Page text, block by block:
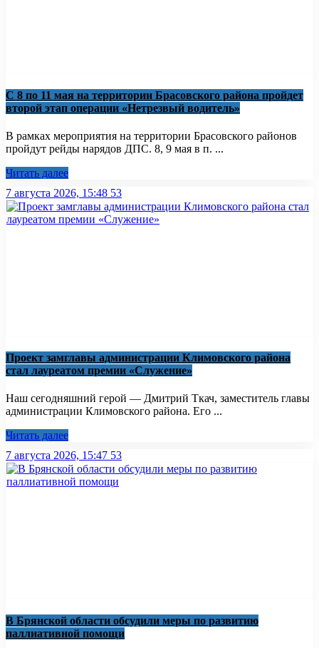
С 8 по 11 мая на территории Брасовского района пройдет
второй этап операции «Нетрезвый водитель»
В рамках мероприятия на территории Брасовского районов
пройдут рейды нарядов ДПС. 8, 9 мая в п. ...
Читать далее
7 августа 2026, 15:48 53
Проект замглавы администрации Климовского района
стал лауреатом премии «Служение»
Наш сегодняшний герой — Дмитрий Ткач, заместитель главы
администрации Климовского района. Его ...
Читать далее
7 августа 2026, 15:47 53
В Брянской области обсудили меры по развитию
паллиативной помощи